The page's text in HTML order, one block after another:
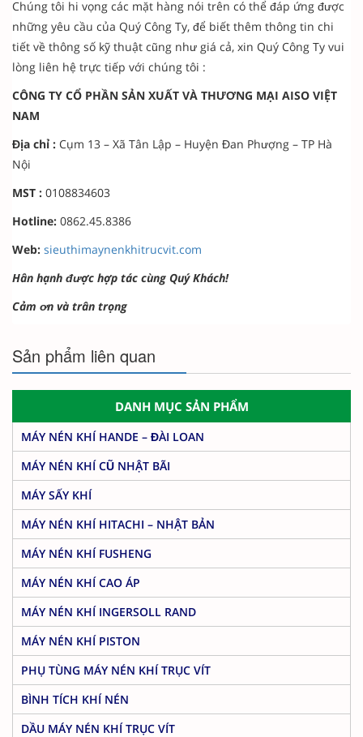
Chúng tôi hi vọng các mặt hàng nói trên có thể đáp ứng được
những yêu cầu của Quý Công Ty, để biết thêm thông tin chi
tiết về thông số kỹ thuật cũng như giá cả, xin Quý Công Ty vui
lòng liên hệ trực tiếp với chúng tôi :
CÔNG TY CỔ PHẦN SẢN XUẤT VÀ THƯƠNG MẠI AISO VIỆT
NAM
Địa chỉ : Cụm 13 – Xã Tân Lập – Huyện Đan Phượng – TP Hà
Nội
MST : 0108834603
Hotline: 0862.45.8386
Web: sieuthimaynenkhitrucvit.com
Hân hạnh được hợp tác cùng Quý Khách!
Cảm ơn và trân trọng
Sản phẩm liên quan
DANH MỤC SẢN PHẨM
MÁY NÉN KHÍ HANDE – ĐÀI LOAN
MÁY NÉN KHÍ CŨ NHẬT BÃI
MÁY SẤY KHÍ
MÁY NÉN KHÍ HITACHI – NHẬT BẢN
MÁY NÉN KHÍ FUSHENG
MÁY NÉN KHÍ CAO ÁP
MÁY NÉN KHÍ INGERSOLL RAND
MÁY NÉN KHÍ PISTON
PHỤ TÙNG MÁY NÉN KHÍ TRỤC VÍT
BÌNH TÍCH KHÍ NÉN
DẦU MÁY NÉN KHÍ TRỤC VÍT